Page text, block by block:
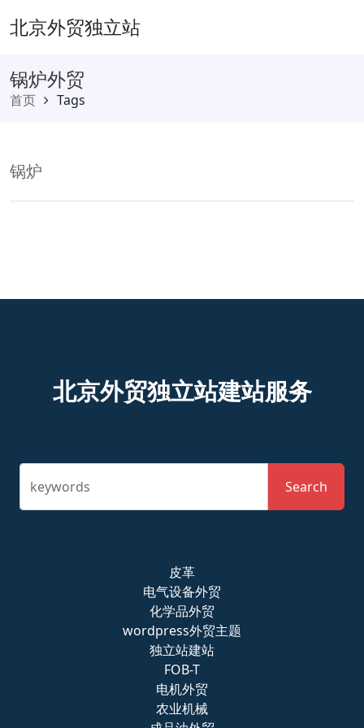
北京外贸独立站
锅炉外贸
首页 Tags
锅炉
北京外贸独立站建站服务
keywords Search
皮革
电气设备外贸
化学品外贸
wordpress外贸主题
独立站建站
FOB-T
电机外贸
农业机械